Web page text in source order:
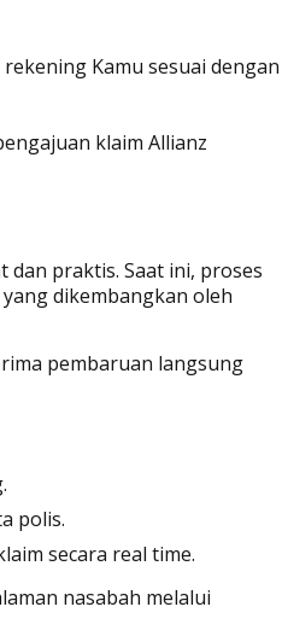
Kamu sesuai dengan
klaim Allianz
dan praktis. Saat ini, proses
dikembangkan oleh
pembaruan langsung
polis.
secara real time.
nasabah melalui